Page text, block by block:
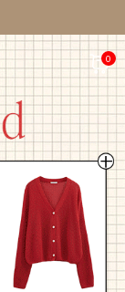
0
상의 팬츠